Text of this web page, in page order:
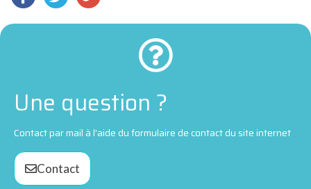
Une question ?
Contact par mail à l'aide du formulaire de contact du site internet
Contact